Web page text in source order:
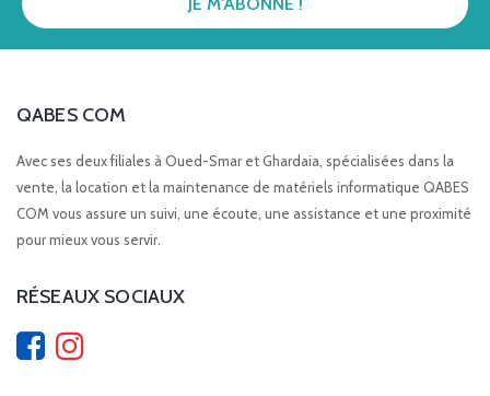
QABES COM
Avec ses deux filiales à Oued-Smar et Ghardaia, spécialisées dans la
vente, la location et la maintenance de matériels informatique QABES
COM vous assure un suivi, une écoute, une assistance et une proximité
pour mieux vous servir.
RÉSEAUX SOCIAUX